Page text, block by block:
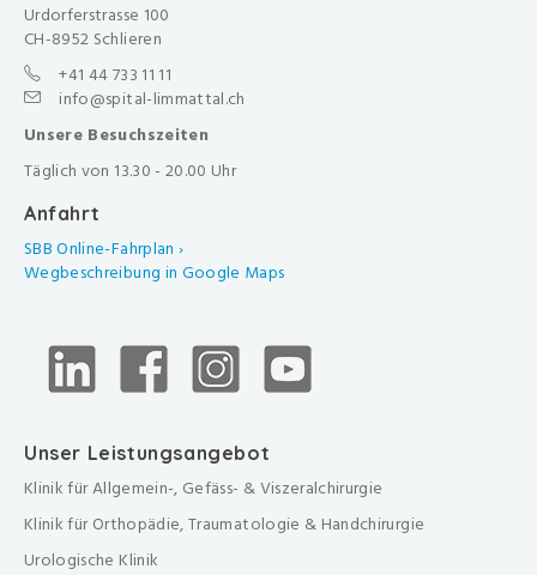
Urdorferstrasse 100
CH-8952 Schlieren
+41 44 733 11 11
info@spital-limmattal.ch
Unsere Besuchszeiten
Täglich von 13.30 - 20.00 Uhr
Anfahrt
SBB Online-Fahrplan ›
Wegbeschreibung in Google Maps
Unser Leistungsangebot
Klinik für Allgemein-, Gefäss- & Viszeralchirurgie
Klinik für Orthopädie, Traumatologie & Handchirurgie
Urologische Klinik